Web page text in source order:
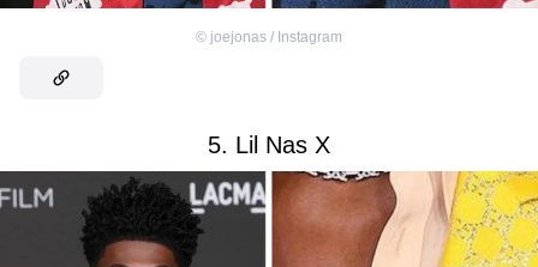
© joejonas / Instagram
5. Lil Nas X